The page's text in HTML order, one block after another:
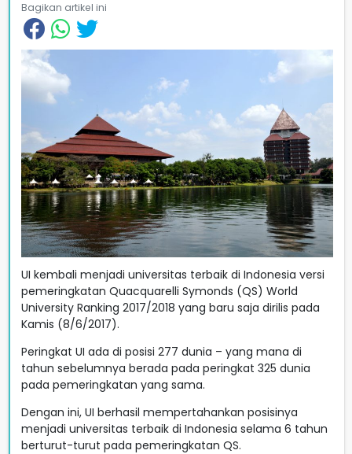
Bagikan artikel ini
UI kembali menjadi universitas terbaik di Indonesia versi
pemeringkatan Quacquarelli Symonds (QS) World
University Ranking 2017/2018 yang baru saja dirilis pada
Kamis (8/6/2017).
Peringkat UI ada di posisi 277 dunia – yang mana di
tahun sebelumnya berada pada peringkat 325 dunia
pada pemeringkatan yang sama.
Dengan ini, UI berhasil mempertahankan posisinya
menjadi universitas terbaik di Indonesia selama 6 tahun
berturut-turut pada pemeringkatan QS.